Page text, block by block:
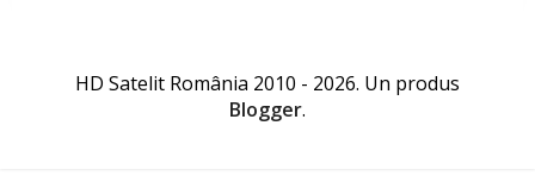
HD Satelit România 2010 - 2026. Un produs
Blogger.